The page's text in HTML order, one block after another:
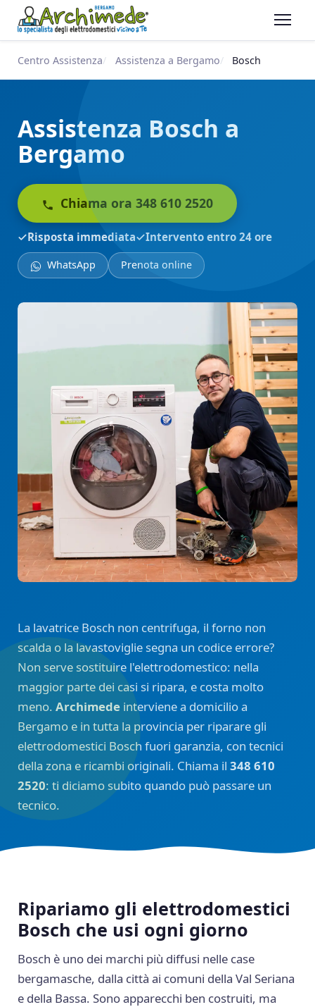
Centro Assistenza Assistenza a Bergamo Bosch
Assistenza Bosch a
Bergamo
Chiama ora 348 610 2520
Risposta immediata Intervento entro 24 ore
WhatsApp Prenota online
La lavatrice Bosch non centrifuga, il forno non
scalda o la lavastoviglie segna un codice errore?
Non serve sostituire l'elettrodomestico: nella
maggior parte dei casi si ripara, e costa molto
meno.Archimede interviene a domicilio a
Bergamo e in tutta la provincia per riparare gli
elettrodomestici Bosch fuori garanzia, con tecnici
della zona e ricambi originali. Chiama il348 610
2520: ti diciamo subito quando può passare un
tecnico.
Ripariamo gli elettrodomestici
Bosch che usi ogni giorno
Bosch è uno dei marchi più diffusi nelle case
bergamasche, dalla città ai comuni della Val Seriana
e della Bassa. Sono apparecchi ben costruiti, ma